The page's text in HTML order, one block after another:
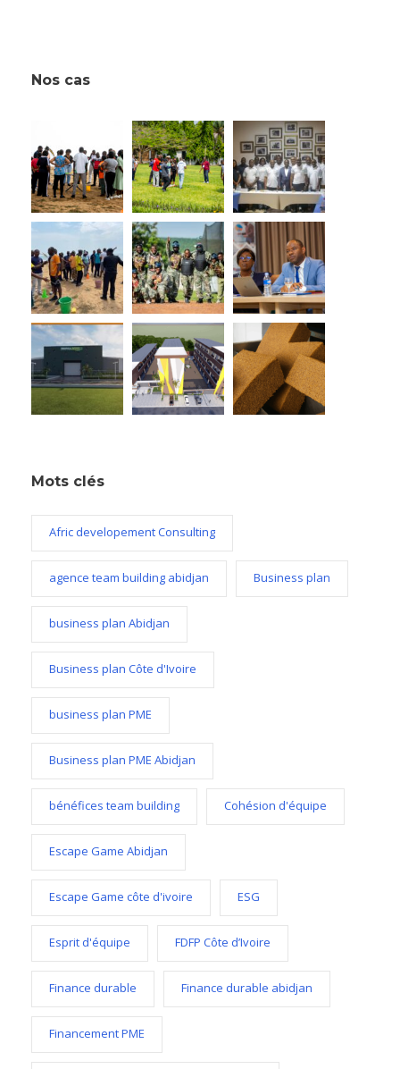
Nos cas
Mots clés
Afric developement Consulting
agence team building abidjan Business plan
business plan Abidjan
Business plan Côte d'Ivoire
business plan PME
Business plan PME Abidjan
bénéfices team building Cohésion d'équipe
Escape Game Abidjan
Escape Game côte d'ivoire ESG
Esprit d'équipe FDFP Côte d’Ivoire
Finance durable Finance durable abidjan
Financement PME